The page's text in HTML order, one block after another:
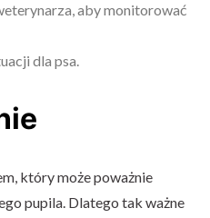
aby monitorować
dla psa.
który może poważnie
pupila. Dlatego tak ważne